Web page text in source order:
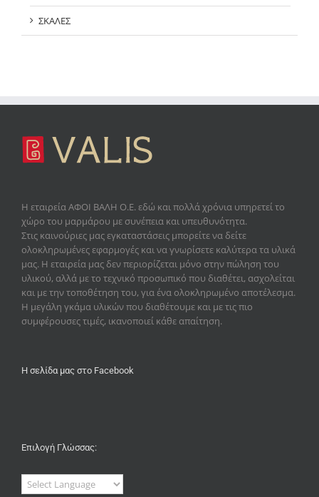
ΣΚΑΛΕΣ
Η εταιρείαΑΦΟΙ ΒΑΛΗ Ο.Ε.εδώ και πολλά χρόνια υπηρετεί το
χώρο του μαρμάρου με συνέπεια και υπευθυνότητα.
Στις καινούριες μας εγκαταστάσεις μπορείτε να δείτε
ολοκληρωμένες εφαρμογές και να γνωρίσετε καλύτερα τα υλικά
μας. Η εταιρεία μας δεν περιορίζεται μόνο στην πώληση του
υλικού, αλλά με το τεχνικό προσωπικό που διαθέτει, ασχολείται
και με την τοποθέτηση του, για ένα ολοκληρωμένο αποτέλεσμα.
Η μεγάλη γκάμα υλικών που διαθέτουμε και με τις πιο
συμφέρουσες τιμές, ικανοποιεί κάθε απαίτηση.
Η σελίδα μας στο Facebook
Επιλογή Γλώσσας: